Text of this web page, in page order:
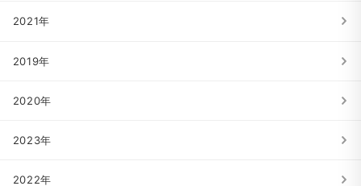
2021年
2019年
2020年
2023年
2022年